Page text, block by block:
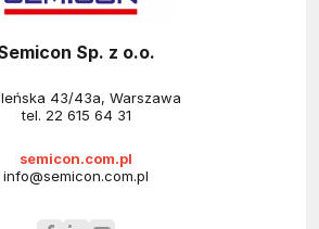
Sp. z o.o.
43/43a, Warszawa
tel. 22 615 64 31
semicon.com.pl
info@semicon.com.pl